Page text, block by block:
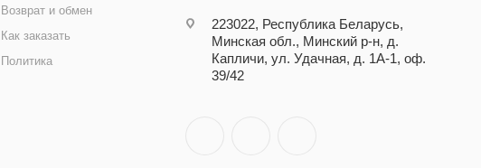
Возврат и обмен
Как заказать
Политика
223022, Республика Беларусь,
Минская обл., Минский р-н, д.
Капличи, ул. Удачная, д. 1А-1, оф.
39/42